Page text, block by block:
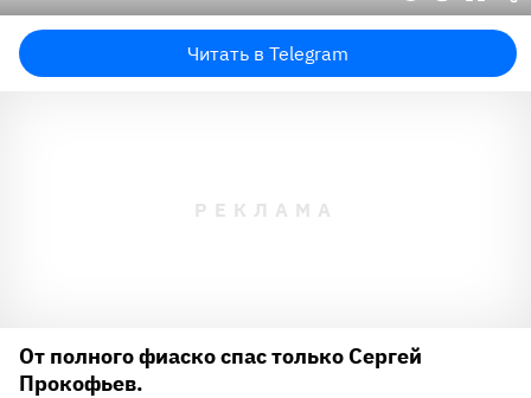
Читать в Telegram
От полного фиаско спас только Сергей
Прокофьев.